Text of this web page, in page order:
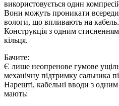
використовується один
Вони можуть проникати
вологи, що впливають на кабель.
Конструкція з одним
кільця.
Бачите:
Є лише неопренове гумове
механічну підтримку сальника
Нарешті, кабельні вводи з
мають: